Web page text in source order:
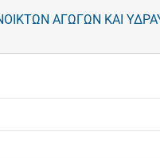
ΑΓΩΓΩΝ ΚΑΙ